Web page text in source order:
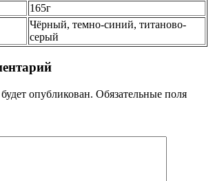
165г
Чёрный, темно-синий, титаново-
серый
опубликован. Обязательные поля